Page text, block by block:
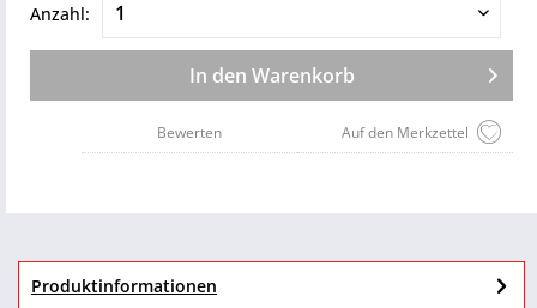
Anzahl:
In den Warenkorb
Auf den Merkzettel
Bewerten
Produktinformationen